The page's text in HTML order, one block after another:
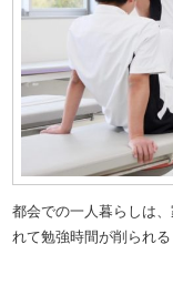
都会での一人暮らしは
れて勉強時間が削られる